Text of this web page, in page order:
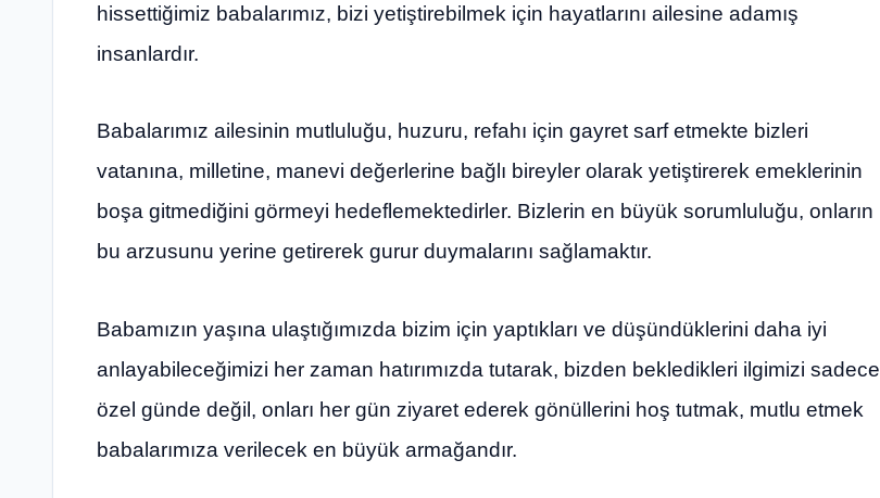
hissettiğimiz babalarımız, bizi yetiştirebilmek için hayatlarını ailesine adamış
insanlardır.
Babalarımız ailesinin mutluluğu, huzuru, refahı için gayret sarf etmekte bizleri
vatanına, milletine, manevi değerlerine bağlı bireyler olarak yetiştirerek emeklerinin
boşa gitmediğini görmeyi hedeflemektedirler. Bizlerin en büyük sorumluluğu, onların
bu arzusunu yerine getirerek gurur duymalarını sağlamaktır.
Babamızın yaşına ulaştığımızda bizim için yaptıkları ve düşündüklerini daha iyi
anlayabileceğimizi her zaman hatırımızda tutarak, bizden bekledikleri ilgimizi sadece
özel günde değil, onları her gün ziyaret ederek gönüllerini hoş tutmak, mutlu etmek
babalarımıza verilecek en büyük armağandır.